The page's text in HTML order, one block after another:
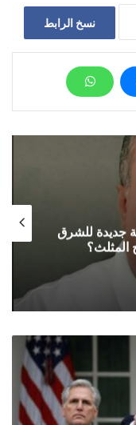
نسخ الرابط
جديدة للشرق
المثلث؟